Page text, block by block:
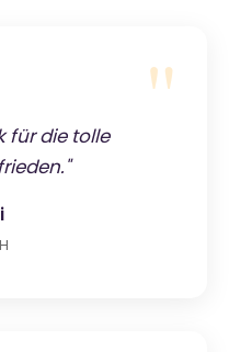
für die tolle